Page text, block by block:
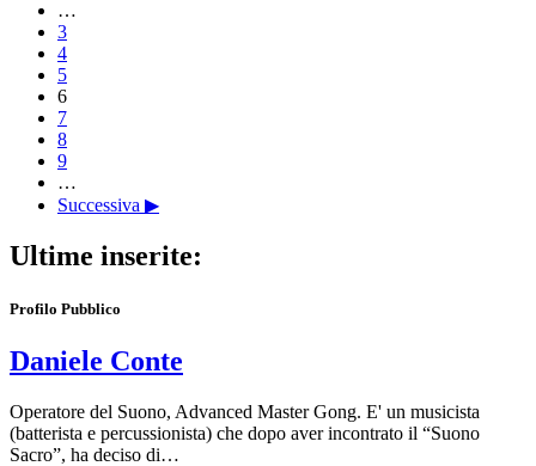
…
3
4
5
6
7
8
9
…
Successiva ▶
Ultime inserite:
Profilo Pubblico
Daniele Conte
Operatore del Suono, Advanced Master Gong. E' un musicista
(batterista e percussionista) che dopo aver incontrato il “Suono
Sacro”, ha deciso di…